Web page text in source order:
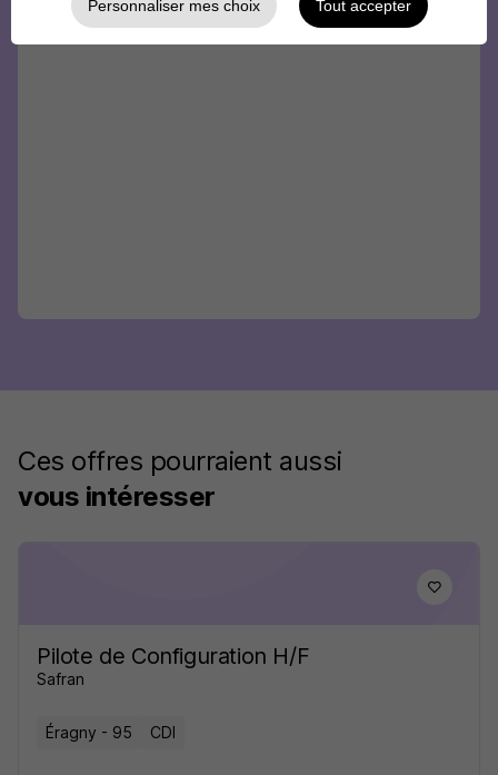
Ces offres pourraient aussi
vous intéresser
Pilote de Configuration H/F
Safran
Éragny - 95 CDI
Personnaliser mes choix Tout accepter